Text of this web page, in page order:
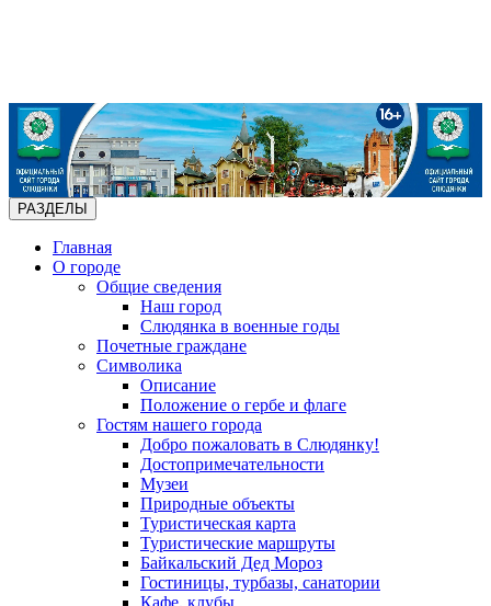
РАЗДЕЛЫ
Главная
О городе
Общие сведения
Наш город
Слюдянка в военные годы
Почетные граждане
Символика
Описание
Положение о гербе и флаге
Гостям нашего города
Добро пожаловать в Слюдянку!
Достопримечательности
Музеи
Природные объекты
Туристическая карта
Туристические маршруты
Байкальский Дед Мороз
Гостиницы, турбазы, санатории